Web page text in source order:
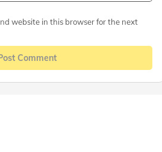
website in this browser for the next
Comment